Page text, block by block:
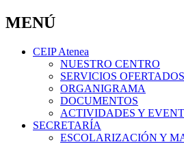
MENÚ
CEIP Atenea
NUESTRO CENTRO
SERVICIOS OFERTADOS
ORGANIGRAMA
DOCUMENTOS
ACTIVIDADES Y
SECRETARÍA
ESCOLARIZACIÓN Y